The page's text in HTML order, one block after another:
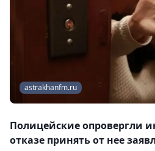
astrakhanfm.ru
Полицейские опровергли
отказе принять от нее